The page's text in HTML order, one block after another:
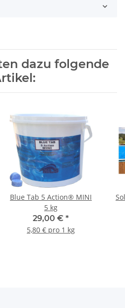
dazu folgende
Blue Tab 5 Action® MINI
5 kg
29,00 € *
5,80 € pro 1 kg